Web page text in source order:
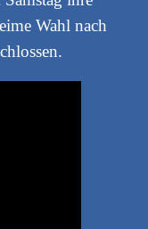
Wahl nach